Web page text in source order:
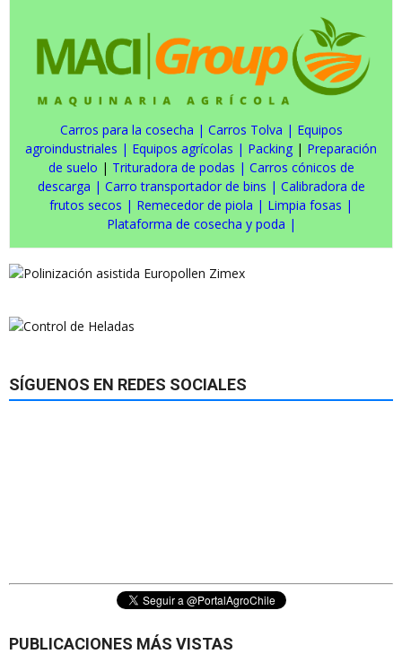
Carros para la cosecha | Carros Tolva | Equipos
agroindustriales | Equipos agrícolas | Packing | Preparación
de suelo | Trituradora de podas | Carros cónicos de
descarga | Carro transportador de bins | Calibradora de
frutos secos | Remecedor de piola | Limpia fosas |
Plataforma de cosecha y poda |
SÍGUENOS EN REDES SOCIALES
PUBLICACIONES MÁS VISTAS